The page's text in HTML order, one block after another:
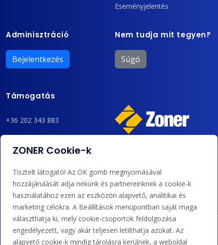
Eseményjelentés
Adminisztráció
Bejelentkezés
Nem tudja mit tegyen?
Súgó
Támogatás
+36 202 343 883
admin@zoner.hu
átutalást és kreditet.
ZONER Cookie-k
Tisztelt látogató! Az OK gomb megnyomásával
hozzájárulását adja nekünk és partnereinknek a cookie-k
használatához ezen az eszközön alapvető, analitikai és
marketing célokra. A Beállítások menüpontban saját maga
választhatja ki, mely cookie-csoportok feldolgozása
engedélyezett, vagy akár teljesen letilthatja azokat. Az
alapvető cookie-k mindig tárolásra kerülnek, a weboldal